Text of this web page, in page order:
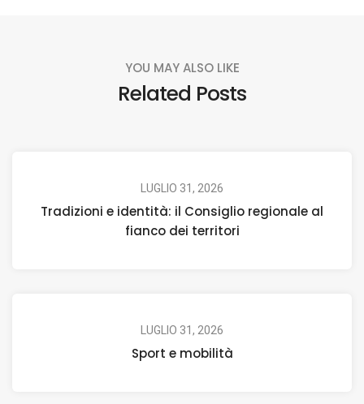
YOU MAY ALSO LIKE
Related Posts
LUGLIO 31, 2026
Tradizioni e identità: il Consiglio regionale al
fianco dei territori
LUGLIO 31, 2026
Sport e mobilità